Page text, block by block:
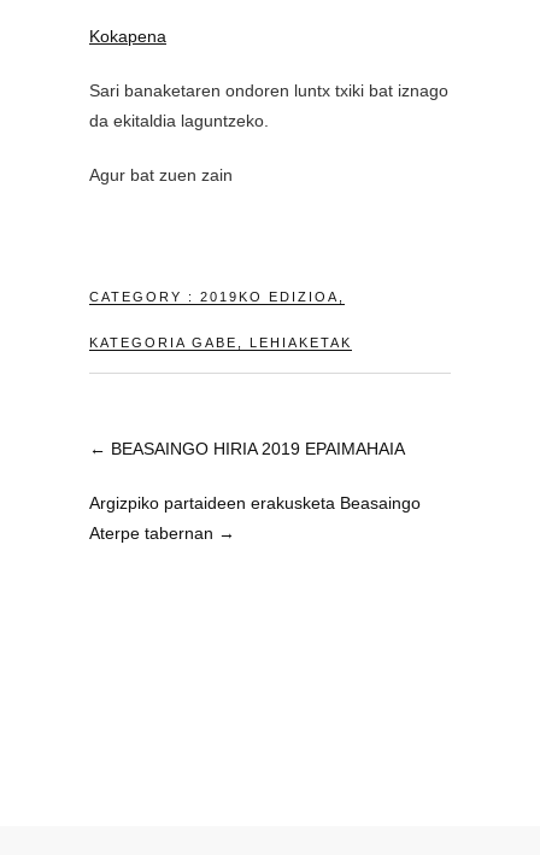
Kokapena
Sari banaketaren ondoren luntx txiki bat iznago
da ekitaldia laguntzeko.
Agur bat zuen zain
CATEGORY : 2019KO EDIZIOA
KATEGORIA GABE LEHIAKETAK
← BEASAINGO HIRIA 2019 EPAIMAHAIA
Argizpiko partaideen erakusketa Beasaingo
Aterpe tabernan →